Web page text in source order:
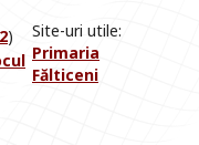
Site-uri utile:
Primaria
Fălticeni
)